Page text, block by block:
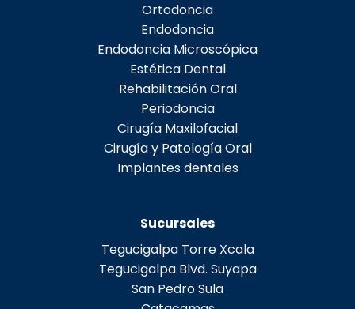
Ortodoncia
Endodoncia
Endodoncia Microscópica
Estética Dental
Rehabilitación Oral
Periodoncia
Cirugía Maxilofacial
Cirugía y Patología Oral
Implantes dentales
Sucursales
Tegucigalpa Torre Xcala
Tegucigalpa Blvd. Suyapa
San Pedro Sula